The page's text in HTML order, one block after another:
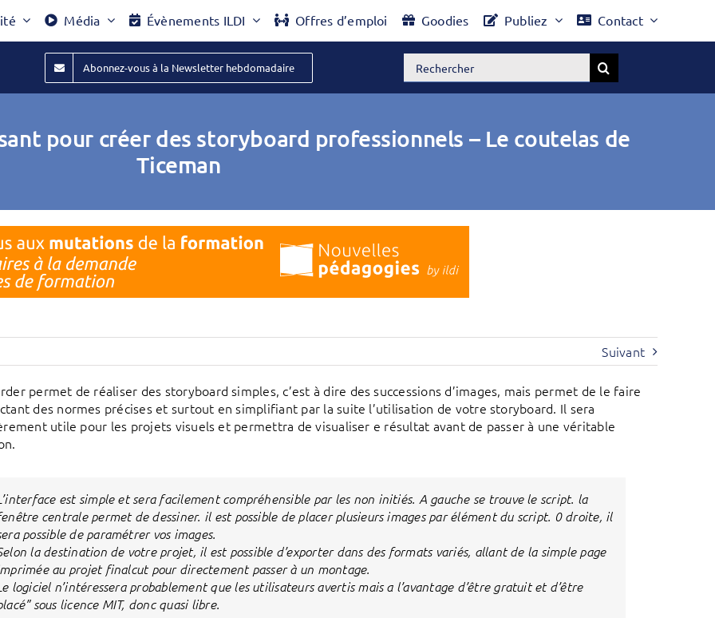
Média Évènements ILDI Offres d’emploi Goodies Publiez Contact
Abonnez-vous à la Newsletter hebdomadaire Rechercher:
pour créer des storyboard professionnels – Le coutelas de
Ticeman
Suivant
permet de réaliser des storyboard simples, c’est à dire des successions d’images, mais permet de le faire
des normes précises et surtout en simplifiant par la suite l’utilisation de votre storyboard. Il sera
utile pour les projets visuels et permettra de visualiser e résultat avant de passer à une véritable
est simple et sera facilement compréhensible par les non initiés. A gauche se trouve le script. la
centrale permet de dessiner. il est possible de placer plusieurs images par élément du script. 0 droite, il
possible de paramétrer vos images.
la destination de votre projet, il est possible d’exporter dans des formats variés, allant de la simple page
au projet finalcut pour directement passer à un montage.
logiciel n’intéressera probablement que les utilisateurs avertis mais a l’avantage d’être gratuit et d’être
sous licence MIT, donc quasi libre.